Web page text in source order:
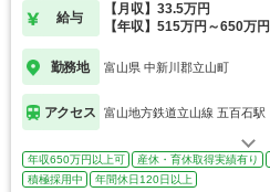
給与
【月収】33.5万円
【年収】515万円～650万円
勤務地 富山県 中新川郡立山町
アクセス 富山地方鉄道立山線 五百石駅
年収650万円以上可 産休・育休取得実績有り
積極採用中
年間休日120日以上